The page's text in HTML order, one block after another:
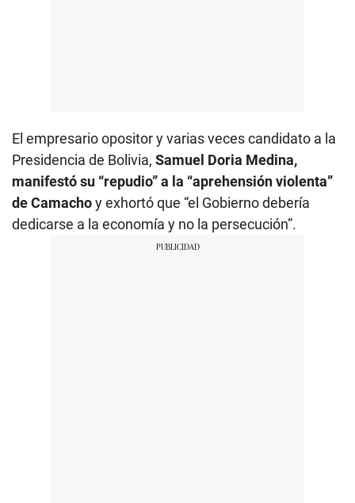
El empresario opositor y varias veces candidato a la
Presidencia de Bolivia, Samuel Doria Medina,
manifestó su “repudio” a la “aprehensión violenta”
de Camachoy exhortó que “el Gobierno debería
dedicarse a la economía y no la persecución”.